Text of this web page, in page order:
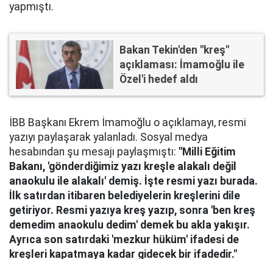
yapmıştı.
Bakan Tekin'den "kreş"
açıklaması: İmamoğlu ile
Özel'i hedef aldı
İBB Başkanı Ekrem İmamoğlu o açıklamayı, resmi
yazıyı paylaşarak yalanladı. Sosyal medya
hesabından şu mesajı paylaşmıştı: "Milli Eğitim
Bakanı, 'gönderdiğimiz yazı kreşle alakalı değil
anaokulu ile alakalı' demiş. İşte resmi yazı burada.
İlk satırdan itibaren belediyelerin kreşlerini dile
getiriyor. Resmi yazıya kreş yazıp, sonra 'ben kreş
demedim anaokulu dedim' demek bu akla yakışır.
Ayrıca son satırdaki 'mezkur hüküm' ifadesi de
kreşleri kapatmaya kadar gidecek bir ifadedir."